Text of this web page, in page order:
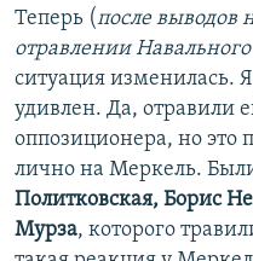
Теперь (после выводов
отравлении
ситуация изменилась.
удивлен. Да, отравили
оппозиционера, но это
лично на Меркель.
Политковская, Борис
Мурза, которого